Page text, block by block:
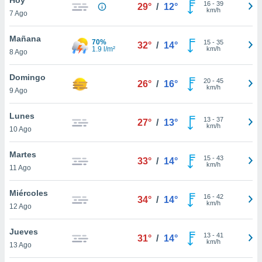
en
más
nuestra
de
cookies
aceptar
7 Ago
29° / 12° 16- 39
km/h
Mañana
8 Ago
70%
1.9 l/m²
32° / 14° 15- 35
km/h
Domingo
9 Ago
26° / 16° 20- 45
km/h
Lunes
10 Ago
27° / 13° 13- 37
km/h
Martes
11 Ago
33° / 14° 15- 43
km/h
Miércoles
12 Ago
34° / 14° 16- 42
km/h
Jueves
13 Ago
31° / 14° 13- 41
km/h